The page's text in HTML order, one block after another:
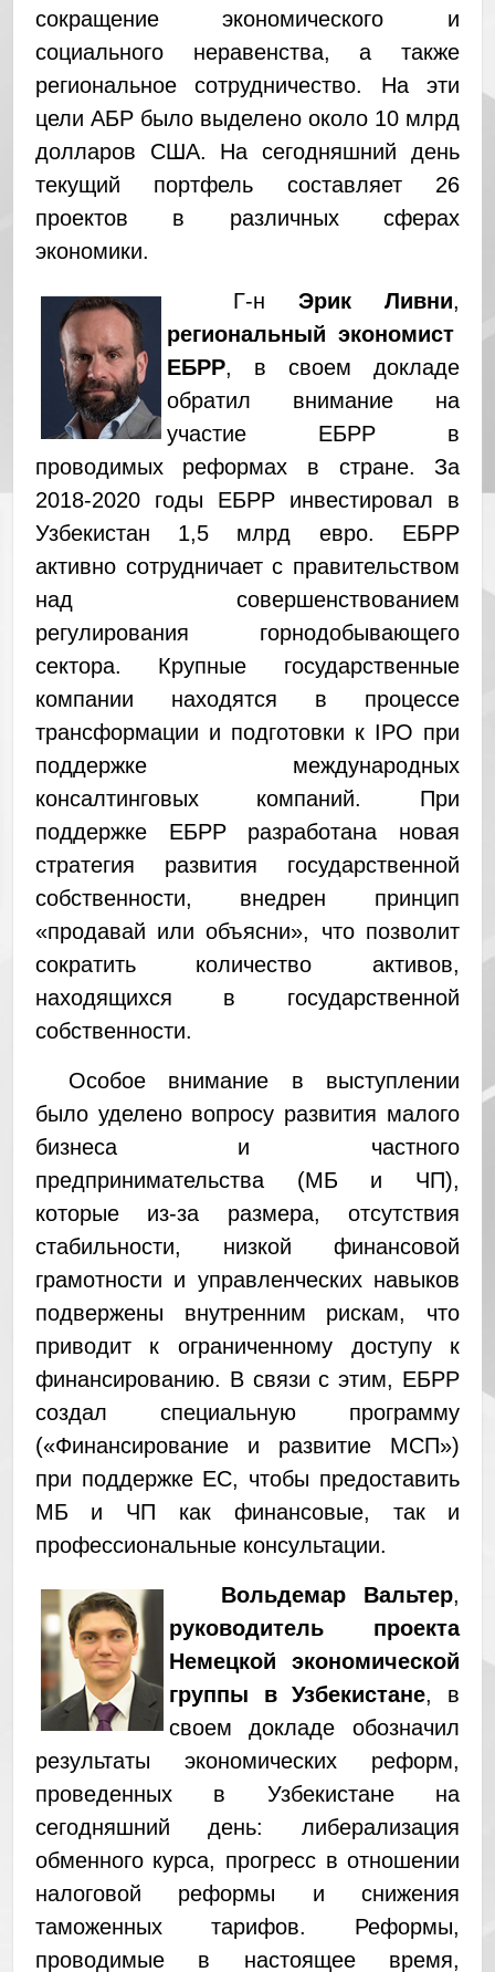
сокращение экономического и
социального неравенства, а также
региональное сотрудничество. На эти
цели АБР было выделено около 10 млрд
долларов США. На сегодняшний день
текущий портфель составляет 26
проектов в различных сферах
экономики.
Г-нЭрик Ливни,
региональный экономист
ЕБРР,
в своем докладе
обратил внимание на
участие ЕБРР в
проводимых реформах в стране. За
2018-2020 годы ЕБРР инвестировал в
Узбекистан 1,5 млрд евро. ЕБРР
активно сотрудничает с правительством
над совершенствованием
регулирования горнодобывающего
сектора. Крупные государственные
компании находятся в процессе
трансформации и подготовки к IPO при
поддержке международных
консалтинговых компаний. При
поддержке ЕБРР разработана новая
стратегия развития государственной
собственности, внедрен принцип
«продавай или объясни», что позволит
сократить количество активов,
находящихся в государственной
собственности.
Особое внимание в выступлении
было уделено вопросу развития малого
бизнеса и частного
предпринимательства (МБ и ЧП),
которые из-за размера, отсутствия
стабильности, низкой финансовой
грамотности и управленческих навыков
подвержены внутренним рискам, что
приводит к ограниченному доступу к
финансированию. В связи с этим, ЕБРР
создал специальную программу
(«Финансирование и развитие МСП»)
при поддержке ЕС, чтобы предоставить
МБ и ЧП как финансовые, так и
профессиональные консультации.
Вольдемар Вальтер,
руководитель проекта
Немецкой экономической
группы в Узбекистане, в
своем докладе обозначил
результаты экономических реформ,
проведенных в Узбекистане на
сегодняшний день: либерализация
обменного курса, прогресс в отношении
налоговой реформы и снижения
таможенных тарифов. Реформы,
проводимые в настоящее время,